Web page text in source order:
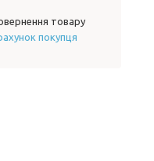
товару
покупця